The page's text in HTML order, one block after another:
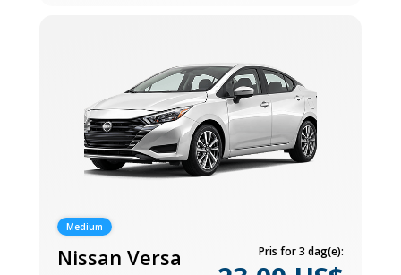
Medium
Nissan Versa Pris for 3 dag(e):